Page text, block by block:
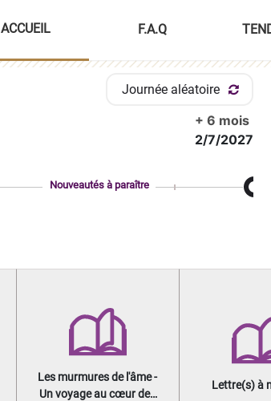
ACCUEIL F.A.Q
Journée aléatoire
+ 6 mois
2/7/2027
Nouveautés à paraître
Les murmures de l'âme -
Un voyage au cœur des
Lettre(s) à